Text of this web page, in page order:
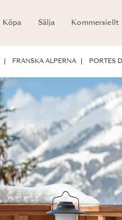
Köpa Sälja Kommersiellt
FRANSKA ALPERNA PORTES